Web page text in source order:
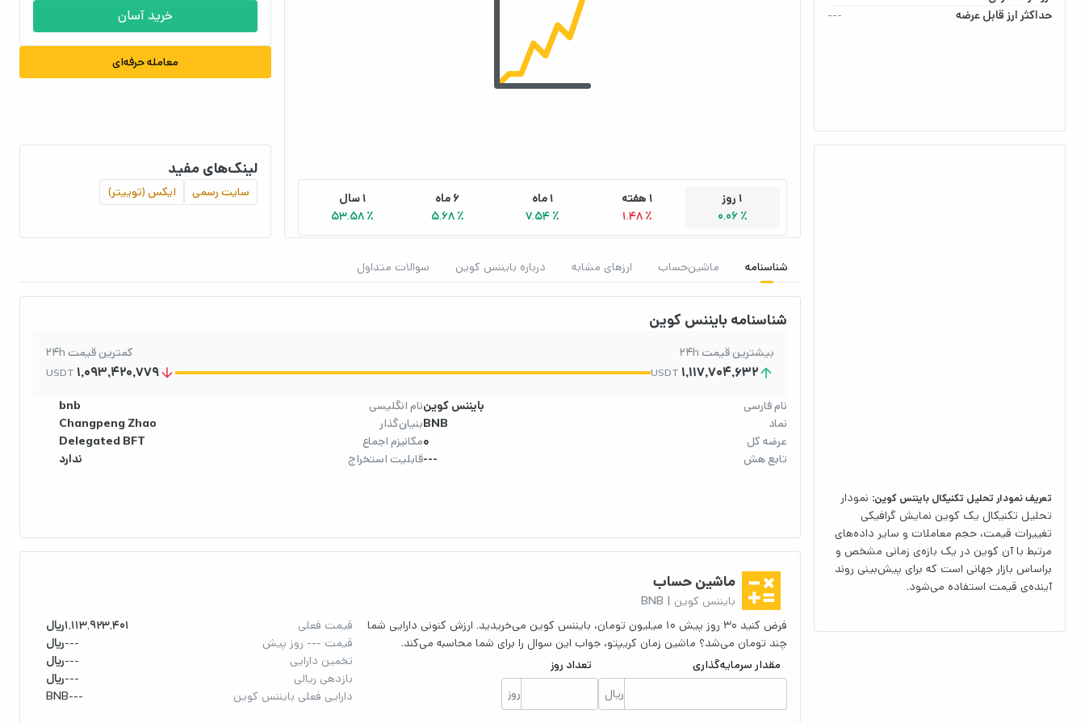
حداکثر ارز قابل عرضه
---
1 روز
0.06 ٪
1 هفته
1.48 ٪
1 ماه
7.54 ٪
6 ماه
5.68 ٪
1 سال
53.58 ٪
لینک‌های مفید
سایت رسمی ایکس (توییتر)
خرید آسان
معامله حرفه‌ای
شناسنامه ماشین‌حساب ارزهای مشابه درباره بایننس کوین سوالات متداول
تعریف نمودار تحلیل تکنیکال بایننس کوین: نمودار
تحلیل تکنیکال یک کوین نمایش گرافیکی
تغییرات قیمت، حجم معاملات و سایر داده‌های
مرتبط با آن کوین در یک بازه‌ی زمانی مشخص و
براساس بازار جهانی است که برای پیش‌بینی روند
آینده‌ی قیمت استفاده می‌شود.
شناسنامه بایننس کوین
بیشترین قیمت 24h کمترین قیمت 24h
arrow_upward
1,117,704,632
arrow_downward
1,093,420,779
نام فارسی بایننس کویننام انگلیسی
bnb
نماد
BNBبنیان‌گذار
Changpeng Zhao
عرضه کل
0مکانیزم اجماع
Delegated BFT
تابع هش
---قابلیت استخراج ندارد
calculate ماشین حساب
بایننس کوین | BNB
فرض کنید ۳۰ روز پیش ۱۰ میلیون تومان، بایننس کوین می‌خریدید. ارزش کنونی دارایی شما
چند تومان می‌شد؟ ماشین زمان کریپتو، جواب این سوال را برای شما محاسبه می‌کند.
مقدار سرمایه‌گذاری
ریال
تعداد روز
روز
قیمت فعلی ریال1,113,923,401
قیمت --- روز پیش
ریال---
تخمین دارایی
ریال---
بازدهی ریالی
ریال---
دارایی فعلی بایننس کوین
BNB---